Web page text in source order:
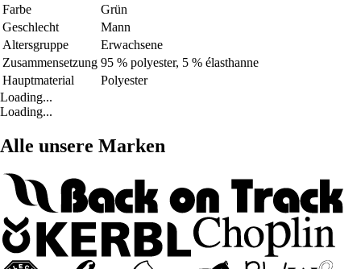
Farbe
Grün
Geschlecht
Mann
Altersgruppe
Erwachsene
Zusammensetzung 95 % polyester, 5 % élasthanne
Hauptmaterial
Polyester
Loading...
Loading...
Alle unsere Marken